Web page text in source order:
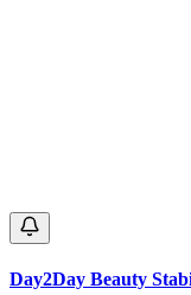
Day2Day Beauty